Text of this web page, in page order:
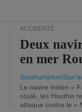
ACCIDENTS
Deux
en mer
Southampton/
Le navire indien «
coulé, les Houthis
attaque contre le «